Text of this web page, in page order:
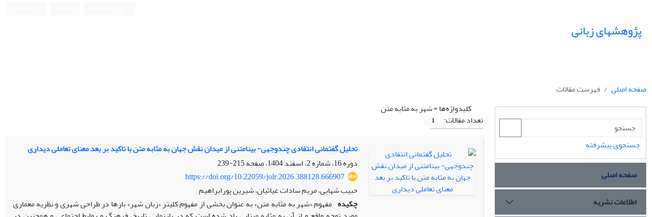
پژوهشهای زبانی
صفحه اصلی
فهرست مقالات
کلیدواژه‌ها =شهر به مثابه متن
تعداد مقالات:
1
تحلیل گفتمانی انتقادی چندوجهی- بینامتنی از میدان نقش جهان به مثابه متن با تاکید بر بعد معنای تعاملی دیداری
دوره 16، شماره 2، اسفند 1404، صفحه
215-239
https://doi.org/10.22059/jolr.2026.388128.666907
حبیب شهابی، مریم سادات غیاثیان، شیرین پورابراهیم
چکیده مفهوم «شهر به مثابه متن» به عنوان بخشی از مفهوم کلی­تر «زبان شهر» بارها در طراحی شهری و نظریه معماری
جستجوی پیشرفته
صفحه اصلی
اطلاعات نشریه